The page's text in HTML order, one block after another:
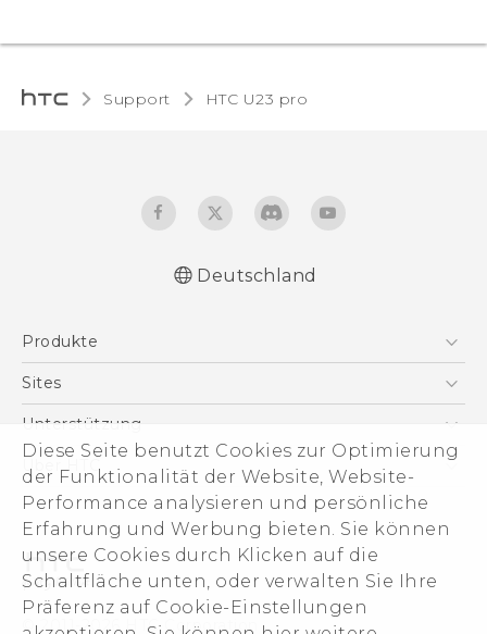
Diese Seite benutzt Cookies zur Optimierung
der Funktionalität der Website, Website-
Performance analysieren und persönliche
Erfahrung und Werbung bieten. Sie können
unsere Cookies durch Klicken auf die
Schaltfläche unten, oder verwalten Sie Ihre
Präferenz auf Cookie-Einstellungen
Support HTC U23 pro‎
Bestimmungen
Deutschland
Produkte
Smartphones
VIVE
Zubehör
Sites
HTC Dev
HTC Vive
Unterstützung
Unterstützung
eCommerce Support
Über HTC
ESG
Impressum
Investor
Cookie Preferences
© 2011-2026 HTC Corporation